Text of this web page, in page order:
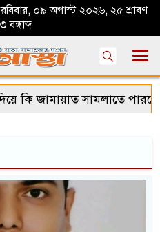
০৯ অগাস্ট ২০২৬, ২৫ শ্রাবণ
সামলাতে পারবে!